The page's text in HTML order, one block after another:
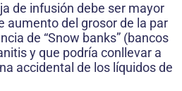
de infusión debe ser mayor
aumento del grosor de la par
de “Snow banks” (bancos
y que podría conllevar a
accidental de los líquidos de